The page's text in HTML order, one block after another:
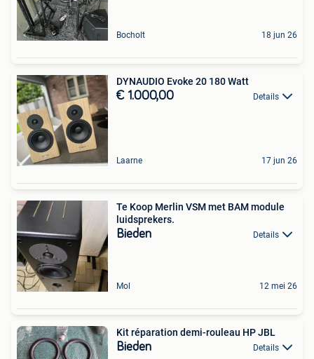
Bocholt 18 jun 26
DYNAUDIO Evoke 20 180 Watt
€ 1.000,00 Details
Laarne 17 jun 26
Te Koop Merlin VSM met BAM module
luidsprekers.
Bieden Details
Mol 12 mei 26
Kit réparation demi-rouleau HP JBL
Bieden Details